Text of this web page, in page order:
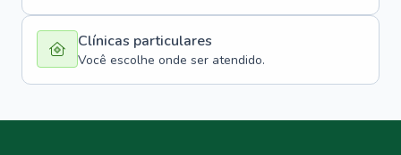
Clínicas particulares
Você escolhe onde ser atendido.